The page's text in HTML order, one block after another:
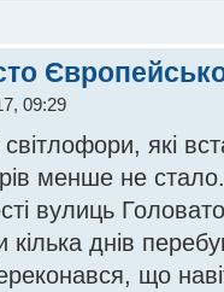
09:29
які
менше не
вулиць
днів
що